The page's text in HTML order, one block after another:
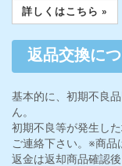
詳しくはこちら »
返品交換に
基本的に、初期不良
ん。
初期不良等が発生し
ご連絡下さい。※商品
返金は返却商品確認